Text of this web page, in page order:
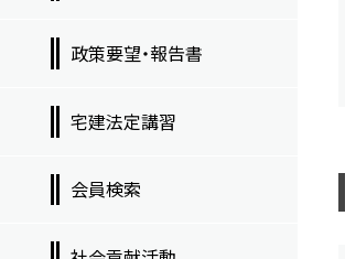
政策要望・報告書
宅建法定講習
会員検索